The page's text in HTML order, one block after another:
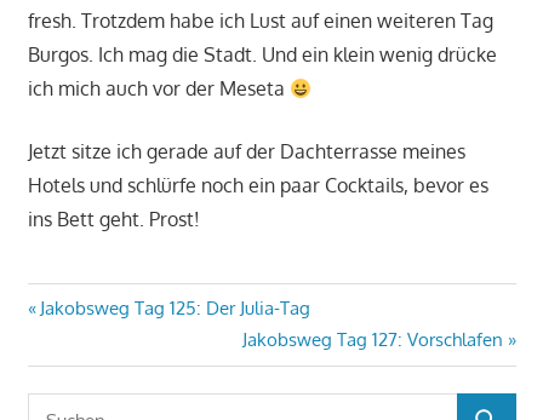
fresh. Trotzdem habe ich Lust auf einen weiteren Tag
Burgos. Ich mag die Stadt. Und ein klein wenig drücke
ich mich auch vor der Meseta
Jetzt sitze ich gerade auf der Dachterrasse meines
Hotels und schlürfe noch ein paar Cocktails, bevor es
ins Bett geht. Prost!
Beitragsnavigation
Vorheriger
Jakobsweg Tag 125: Der Julia-Tag
Nächster
Beitrag:
Jakobsweg Tag 127: Vorschlafen